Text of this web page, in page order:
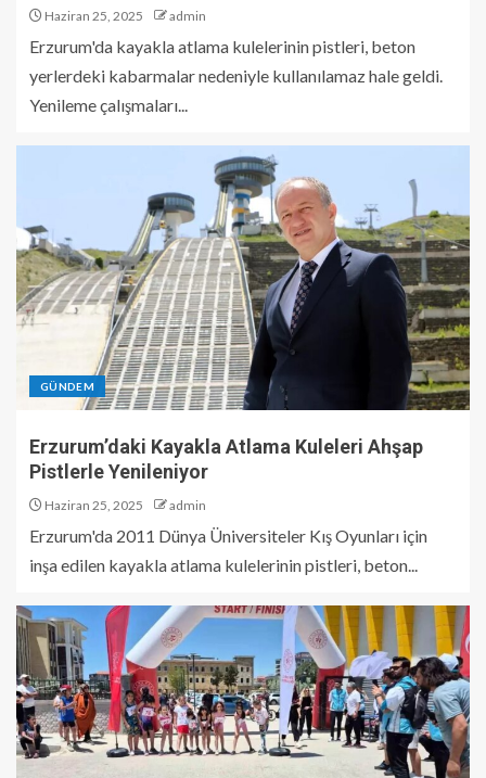
Haziran 25, 2025 admin
Erzurum'da kayakla atlama kulelerinin pistleri, beton
yerlerdeki kabarmalar nedeniyle kullanılamaz hale geldi.
Yenileme çalışmaları...
GÜNDEM
Erzurum’daki Kayakla Atlama Kuleleri Ahşap
Pistlerle Yenileniyor
Haziran 25, 2025 admin
Erzurum'da 2011 Dünya Üniversiteler Kış Oyunları için
inşa edilen kayakla atlama kulelerinin pistleri, beton...